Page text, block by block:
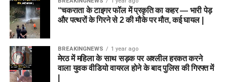
“चकराता के टाइगर फॉल में प्रकृति का कहर — भारी पेड़
और पत्थरों के गिरने से 2 की मौके पर मौत, कई घायल |
BREAKINGNEWS 1 year ago
मेरठ में महिला के साथ सड़क पर अश्लील हरकत करने
वाला युवक वीडियो वायरल होने के बाद पुलिस की गिरफ्त में